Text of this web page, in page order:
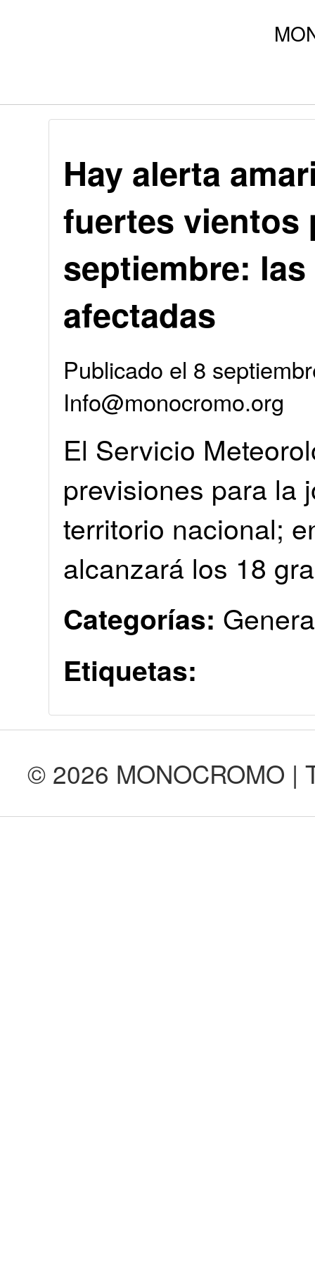
Hay alerta
fuertes vientos
septiembre:
afectadas
Publicado el 8
Info@monocromo.org
El Servicio
previsiones para la
territorio nacional;
alcanzará los 18
Categorías:
Etiquetas:
© 2026 MONOCROMO |